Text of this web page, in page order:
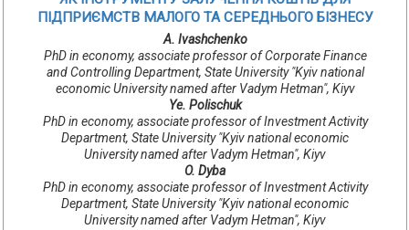
ПІДПРИЄМСТВ МАЛОГО ТА СЕРЕДНЬОГО БІЗНЕСУ
A. Ivashchenko
PhD in economy, associate professor of Corporate Finance
and Controlling Department, State University "Kyiv national
economic University named after Vadym Hetman", Kiyv
Ye. Polischuk
PhD in economy, associate professor of Investment Activity
Department, State University "Kyiv national economic
University named after Vadym Hetman", Kiyv
O. Dyba
PhD in economy, associate professor of Investment Activity
Department, State University "Kyiv national economic
University named after Vadym Hetman", Kiyv